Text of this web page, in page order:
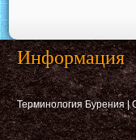
Информация
Терминология Бурения|